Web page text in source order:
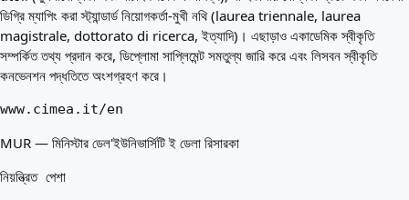
ডিগ্রি ম্যাপিং করা স্ট্যান্ডার্ড নিয়োগকর্তা-মুখী নথি (laurea triennale, laurea
magistrale, dottorato di ricerca, ইত্যাদি)। এছাড়াও একাডেমিক স্বীকৃতি
সম্পর্কিত তথ্য প্রদান করে, ডিপ্লোমা সাপ্লিমেন্ট সমতুল্য জারি করে এবং লিসবন স্বীকৃতি
কনভেনশন পদ্ধতিতে অংশগ্রহণ করে।
www.cimea.it/en
MUR — মিনিস্টার ডেল'ইউনিভার্সিটি ই ডেলা রিসারকা
নিয়ন্ত্রিত পেশা